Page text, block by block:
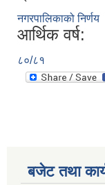
नगरपालिकाको निर्णय
आर्थिक वर्ष:
८०/८१
बजेट तथा